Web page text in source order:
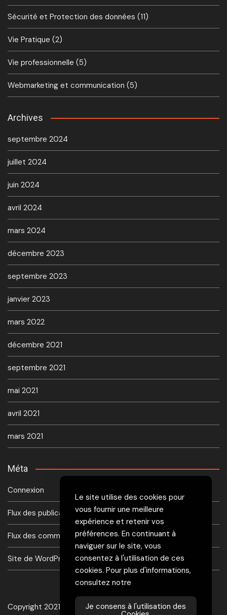
Sécurité et Protection des données (11)
Vie Pratique (2)
Vie professionnelle (5)
Webmarketing et communication (5)
Archives
septembre 2024
juillet 2024
juin 2024
avril 2024
mars 2024
décembre 2023
septembre 2023
janvier 2023
mars 2022
décembre 2021
septembre 2021
mai 2021
avril 2021
mars 2021
Méta
Connexion
Flux des publications
Flux des commentaires
Site de WordPress-FR
Copyright 2021 - David Renard - Tous droits réservés
Le site utilise des cookies pour
vous fournir une meilleure
expérience et retenir vos
préférences. En continuant à
naviguer sur le site, vous
consentez à l'utilisation de ces
cookies. Pour plus d'informations,
consultez notre
Je consens à l'utilisation des